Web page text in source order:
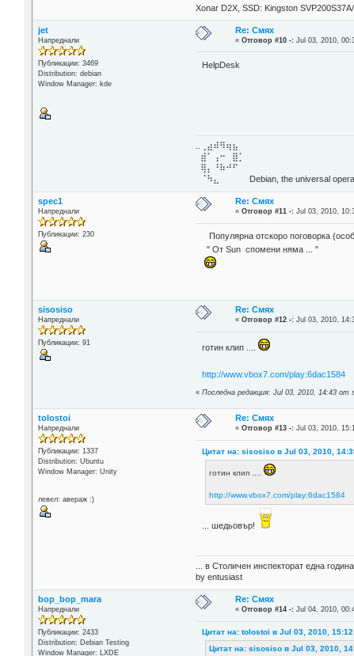
Xonar D2X, SSD: Kingston
jet
Напреднали
Публикации: 3469
Distribution: debian
Window Manager: kde
Re: Смях
«Отговор #10 -: Jul 03, 2010,
HelpDesk
..⢀⣴⠾⠻⢶⣦⠀
⣾⠁⢠⠒⠀⣿⡁
⢿⡄⠘⠷⠚⠋
⠈⠳⣄⠀⠀⠀⠀ Debian, the universal
spec1
Напреднали
Публикации: 230
Re: Смях
«Отговор #11 -: Jul 03, 2010,
Популярна отскоро поговорка
" От Sun спомени няма ... "
sisosiso
Напреднали
Публикации: 91
Re: Смях
«Отговор #12 -: Jul 03, 2010,
готин клип ....
http://www.vbox7.com/play:6dac1584
«Последна редакция: Jul 03, 2010, 14:43 от
tolostoi
Напреднали
Публикации: 1337
Distribution: Ubuntu
Window Manager: Unity
левел: авераж :)
Re: Смях
«Отговор #13 -: Jul 03, 2010,
Цитат на: sisosiso в Jul 03, 2010,
готин клип ....
http://www.vbox7.com/play:6dac1584
... шедьовър!
... в Столичен инспекторат една
by entusiast
bop_bop_mara
Напреднали
Публикации: 2433
Distribution: Debian Testing
Window Manager: LXDE
Re: Смях
«Отговор #14 -: Jul 04, 2010,
Цитат на: tolostoi в Jul 03, 2010, 15:12
Цитат на: sisosiso в Jul 03, 2010,